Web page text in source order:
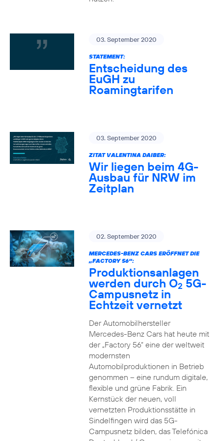
03. September 2020
STATEMENT:
Entscheidung des
EuGH zu
Roamingtarifen
03. September 2020
ZITAT VALENTINA DAIBER:
Wir liegen beim 4G-
Ausbau für NRW im
Zeitplan
02. September 2020
MERCEDES-BENZ CARS ERÖFFNET DIE
„FACTORY 56“:
Produktionsanlagen
werden durch O25G-
Campusnetz in
Echtzeit vernetzt
Der Automobilhersteller
Mercedes-Benz Cars hat heute mit
der „Factory 56“ eine der weltweit
modernsten
Automobilproduktionen in Betrieb
genommen – eine rundum digitale,
flexible und grüne Fabrik. Ein
Kernstück der neuen, voll
vernetzten Produktionsstätte in
Sindelfingen wird das 5G-
Campusnetz bilden, das Telefónica